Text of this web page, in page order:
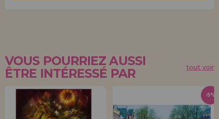
VOUS POURRIEZ AUSSI
ÊTRE INTÉRESSÉ PAR
tout voir
-5%